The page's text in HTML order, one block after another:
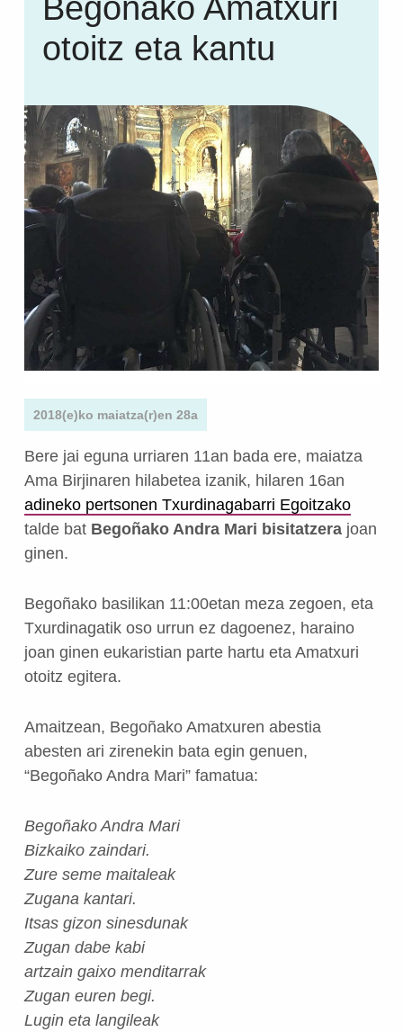
Begoñako Amatxuri
otoitz eta kantu
2018(e)ko maiatza(r)en 28a
Bere jai eguna urriaren 11an bada ere, maiatza
Ama Birjinaren hilabetea izanik, hilaren 16an
adineko pertsonen Txurdinagabarri Egoitzako
talde bat Begoñako Andra Mari bisitatzerajoan
ginen.
Begoñako basilikan 11:00etan meza zegoen, eta
Txurdinagatik oso urrun ez dagoenez, haraino
joan ginen eukaristian parte hartu eta Amatxuri
otoitz egitera.
Amaitzean, Begoñako Amatxuren abestia
abesten ari zirenekin bata egin genuen,
“Begoñako Andra Mari” famatua:
Begoñako Andra Mari
Bizkaiko zaindari.
Zure seme maitaleak
Zugana kantari.
Itsas gizon sinesdunak
Zugan dabe kabi
artzain gaixo menditarrak
Zugan euren begi.
Lugin eta langileak